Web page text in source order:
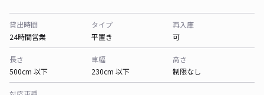
貸出時間
24時間営業
タイプ
平置き
再入庫
可
長さ
500cm 以下
車幅
230cm 以下
高さ
制限なし